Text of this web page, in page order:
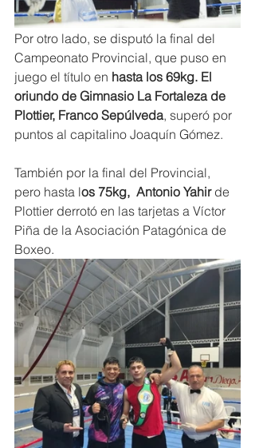
Por otro lado, se disputó la final del
Campeonato Provincial, que puso en
juego el título en hasta los 69kg. El
oriundo de Gimnasio La Fortaleza de
Plottier, Franco Sepúlveda, superó por
puntos al capitalino Joaquín Gómez.
También por la final del Provincial,
pero hasta los 75kg,  Antonio Yahir de
Plottier derrotó en las tarjetas a Víctor
Piña de la Asociación Patagónica de
Boxeo.